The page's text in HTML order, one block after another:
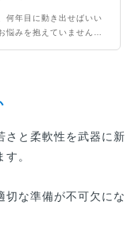
何年目に動き出せばいい
悩みを抱えていません
さと柔軟性を武器に新
。
切な準備が不可欠にな